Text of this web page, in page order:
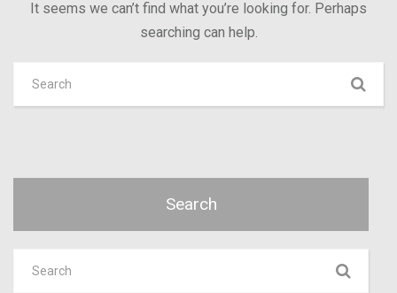
It seems we can’t find what you’re looking for. Perhaps
searching can help.
Search